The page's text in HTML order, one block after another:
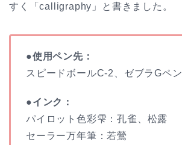
すく「calligraphy」と書きました。
●使用ペン先：
スピードボールC-2、ゼブラGペン
●インク：
パイロット色彩雫：孔雀、松露
セーラー万年筆：若鶯